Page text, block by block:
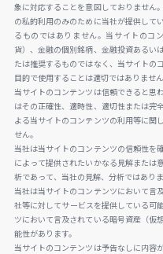
象に対応することを意図しておりません
の私的利用のみのために当社が提供して
るものではありません。当サイトのコ
貨）、金融の個別銘柄、金融投資あるい
たは推奨するものではなく、当サイトの
目的で使用することは適切ではありません
当サイトのコンテンツは信頼できると思
はその正確性、適時性、適切性または完
よる当サイトのコンテンツの利用等に関
せん。
当社は当サイトのコンテンツの信頼性を
によって提供されたいかなる見解または
析であって、当社の見解、分析ではありま
当社は当サイトのコンテンツにおいて言
社等に対してサービスを提供している可
ツにおいて言及されている暗号資産（仮
能性があります。
当サイトのコンテンツは予告なしに内容